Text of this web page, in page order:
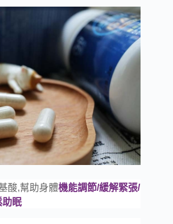
酸,幫助身體機能調節/緩解緊張/
助眠